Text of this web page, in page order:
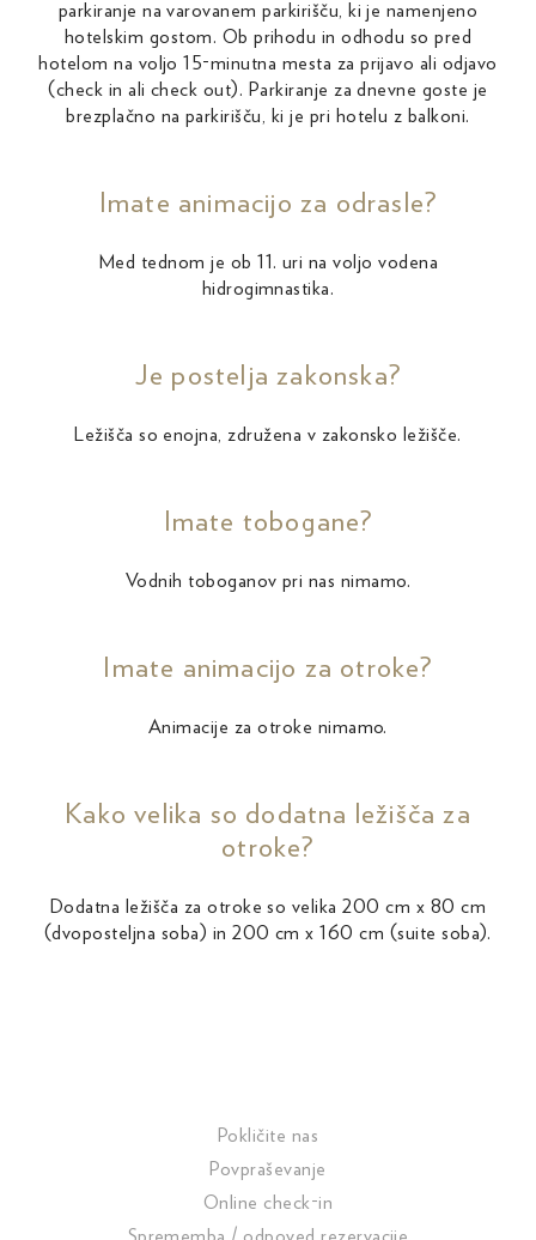
parkiranje na varovanem parkirišču, ki je namenjeno
hotelskim gostom. Ob prihodu in odhodu so pred
hotelom na voljo 15-minutna mesta za prijavo ali odjavo
(check in ali check out). Parkiranje za dnevne goste je
brezplačno na parkirišču, ki je pri hotelu z balkoni.
Imate animacijo za odrasle?
Med tednom je ob 11. uri na voljo vodena
hidrogimnastika.
Je postelja zakonska?
Ležišča so enojna, združena v zakonsko ležišče.
Imate tobogane?
Vodnih toboganov pri nas nimamo.
Imate animacijo za otroke?
Animacije za otroke nimamo.
Kako velika so dodatna ležišča za
otroke?
Dodatna ležišča za otroke so velika 200 cm x 80 cm
(dvoposteljna soba) in 200 cm x 160 cm (suite soba).
Pokličite nas
Povpraševanje
Online check-in